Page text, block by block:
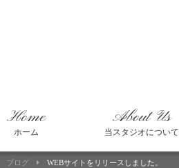
Home
ホーム
About Us
当スタジオについて
ブログ WEBサイトをリリースしました。